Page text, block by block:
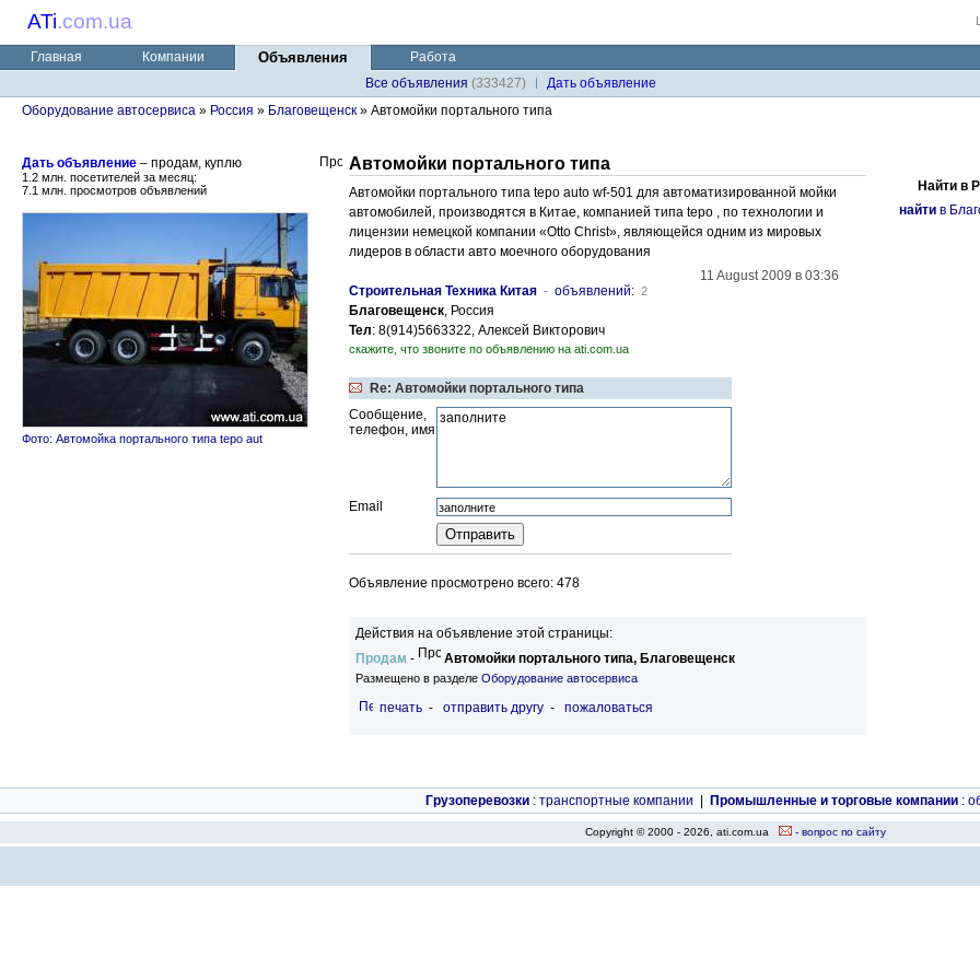
ATi.com.ua
Главная Компании Объявления
Работа
Все объявления (333427)
Дaть объявление
Оборудование автосервиса » Россия » Благовещенск » Автомойки портального типа
Дать объявление – продам, куплю
1.2 млн. посетителей за месяц:
7.1 млн. просмотров объявлений
Фото: Автомойка портального типа tepo aut
Автомойки портального типа
Автомойки портального типа tepo auto wf-501 для автоматизированной мойки
автомобилей, производятся в Китае, компанией типа tepo , по технологии и
лицензии немецкой компании «Otto Christ», являющейся одним из мировых
лидеров в области авто моечного оборудования
11 August 2009 в 03:36
Строительная Техника Китая - объявлений: 2
Благовещенск, Россия
Тел: 8(914)5663322, Алексей Викторович
скажите, что звоните по объявлению на ati.com.ua
Re: Автомойки портального типа
Сообщение,
телефон, имя
Email
Объявление просмотрено всего: 478
Действия на объявление этой страницы:
Продам - Автомойки портального типа, Благовещенск
Размещено в разделе Оборудование автосервиса
печать - отправить другу - пожаловаться
Найти в
найти в
Грузоперевозки : транспортные компании Промышленные и торговые компании :
Copyright © 2000 - 2026, ati.com.ua - вопрос по сайту